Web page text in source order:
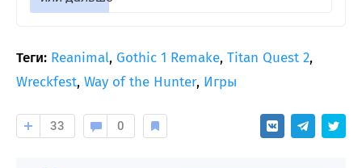
Теги: Reanimal, Gothic 1 Remake, Titan Quest 2,
Wreckfest, Way of the Hunter, Игры
33 0